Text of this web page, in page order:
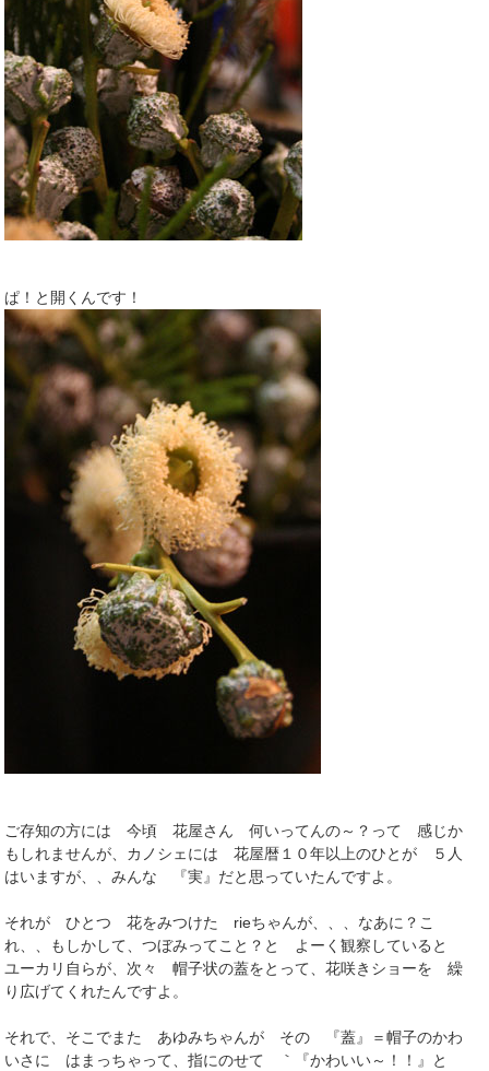
ぱ！と開くんです！
ご存知の方には 今頃 花屋さん 何いってんの～？って 感じか
もしれませんが、カノシェには 花屋暦１０年以上のひとが ５人
はいますが、、みんな 『実』だと思っていたんですよ。
それが ひとつ 花をみつけた rieちゃんが、、、なあに？こ
れ、、もしかして、つぼみってこと？と よーく観察していると
ユーカリ自らが、次々 帽子状の蓋をとって、花咲きショーを 繰
り広げてくれたんですよ。
それで、そこでまた あゆみちゃんが その 『蓋』＝帽子のかわ
いさに はまっちゃって、指にのせて ｀『かわいい～！！』と